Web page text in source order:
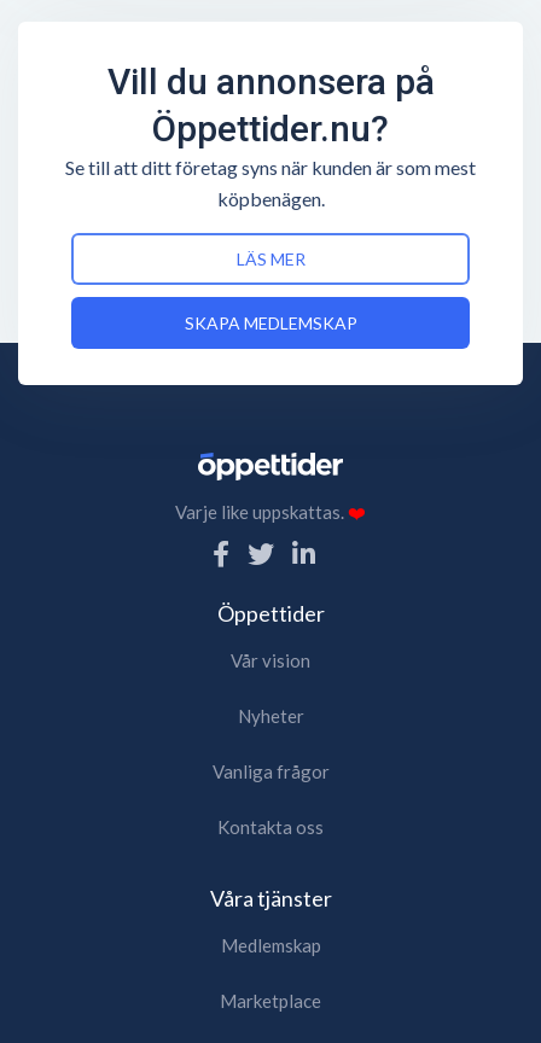
Vill du annonsera på
Öppettider.nu?
Se till att ditt företag syns när kunden är som mest
köpbenägen.
LÄS MER
SKAPA MEDLEMSKAP
Varje like uppskattas.❤️
Öppettider
Vår vision
Nyheter
Vanliga frågor
Kontakta oss
Våra tjänster
Medlemskap
Marketplace